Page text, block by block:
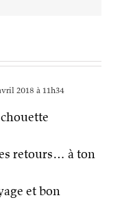
2018 à 11h34
retours… à ton
et bon